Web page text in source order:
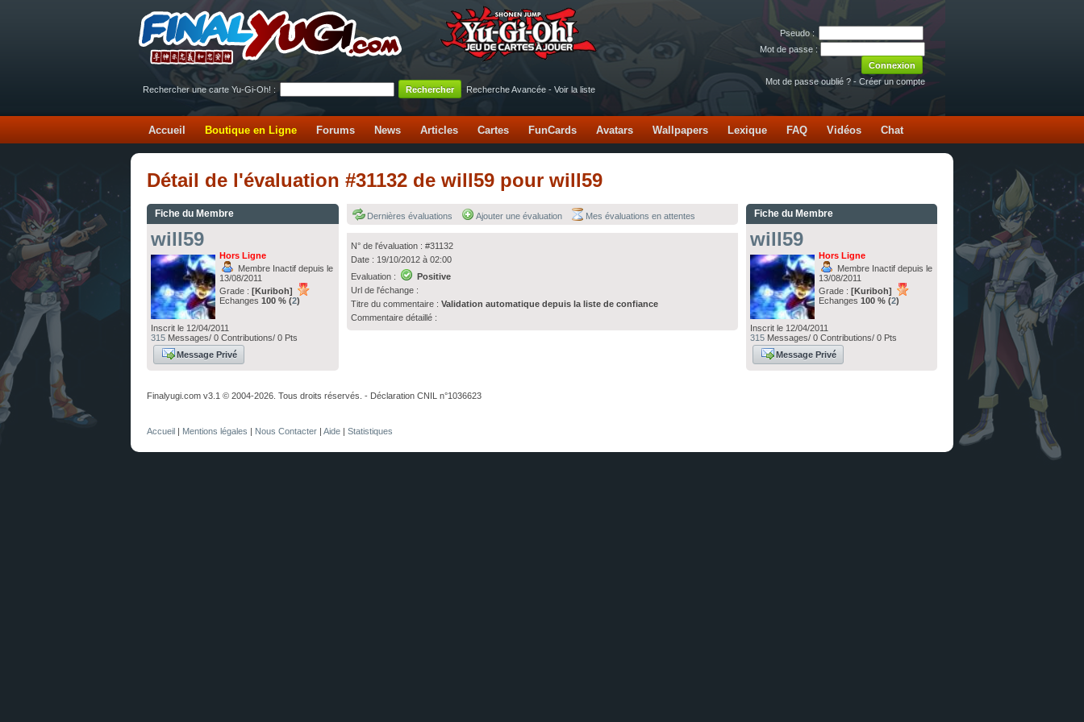
Pseudo :
Mot de passe :
Mot de passe oublié ? - Créer un compte
Rechercher une carte Yu-Gi-Oh! :
Recherche Avancée - Voir la liste
Accueil Boutique en Ligne Forums News Articles Cartes FunCards Avatars Wallpapers Lexique FAQ Vidéos Chat
Détail de l'évaluation #31132 de will59 pour will59
Fiche du Membre
will59
Hors Ligne
Membre Inactif depuis le
13/08/2011
Grade : [Kuriboh]
Echanges 100 % (2)
Inscrit le 12/04/2011
315 Messages/ 0 Contributions/ 0 Pts
Message Privé
Dernières évaluations Ajouter une évaluation Mes évaluations en attentes
N° de l'évaluation : #31132
Date : 19/10/2012 à 02:00
Evaluation :
Positive
Url de l'échange :
Titre du commentaire : Validation automatique depuis la liste de confiance
Commentaire détaillé :
Fiche du Membre
will59
Hors Ligne
Membre Inactif depuis le
13/08/2011
Grade : [Kuriboh]
Echanges 100 % (2)
Inscrit le 12/04/2011
315Messages/ 0 Contributions/ 0 Pts
Message Privé
Finalyugi.com v3.1 © 2004-2026. Tous droits réservés. - Déclaration CNIL n°1036623
Accueil | Mentions légales | Nous Contacter | Aide | Statistiques